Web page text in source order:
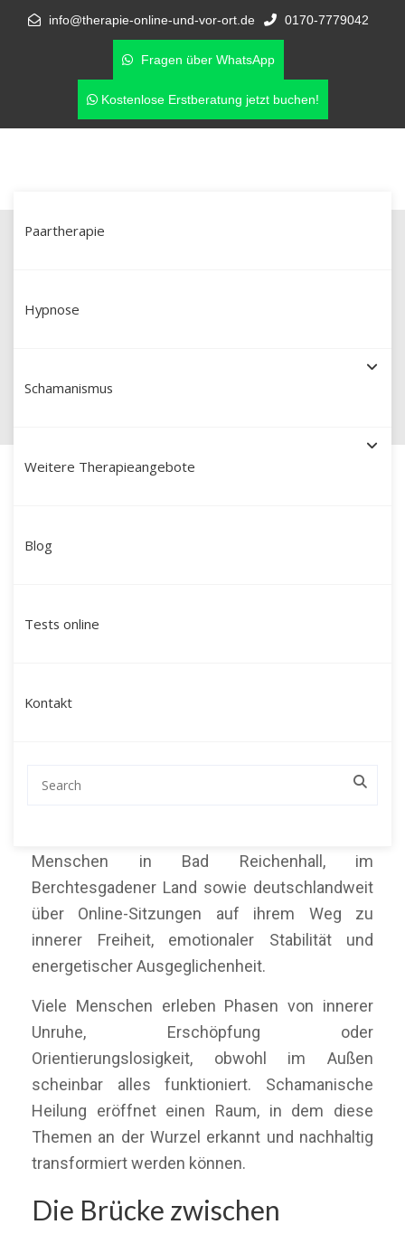
info@therapie-online-und-vor-ort.de 0170-7779042
Fragen über WhatsApp
Kostenlose Erstberatung jetzt buchen!
Paartherapie
Hypnose
Schamanismus
Weitere Therapieangebote
Blog
Tests online
Kontakt
Sozialpädagoge aus Peru)
Gesprächstherapien hinausgeht und Sie auf
Menschen in Bad Reichenhall, im
Berchtesgadener Land sowie deutschlandweit
über Online-Sitzungen auf ihrem Weg zu
innerer Freiheit, emotionaler Stabilität und
energetischer Ausgeglichenheit.
Viele Menschen erleben Phasen von innerer
Unruhe, Erschöpfung oder
Orientierungslosigkeit, obwohl im Außen
scheinbar alles funktioniert. Schamanische
Heilung eröffnet einen Raum, in dem diese
Themen an der Wurzel erkannt und nachhaltig
transformiert werden können.
Die Brücke zwischen